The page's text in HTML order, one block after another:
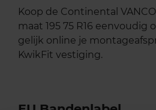
Koop de Continental
maat 195 75 R16 eenvoudig
gelijk online je
KwikFit vestiging.